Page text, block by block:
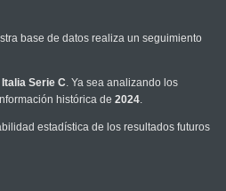
base de datos realiza un seguimiento
Serie C. Ya sea analizando los
histórica de 2024.
estadística de los resultados futuros